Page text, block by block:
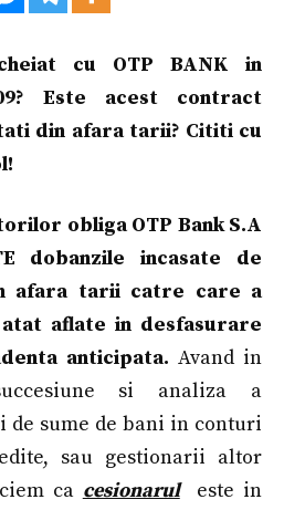
cu OTP BANK in
Este acest contract
din afara tarii? Cititi cu
obliga OTP Bank S.A
dobanzile incasate de
afara tarii catre care a
aflate in desfasurare
anticipata. Avand in
si analiza a
sume de bani in conturi
sau gestionarii altor
ca cesionaruleste in